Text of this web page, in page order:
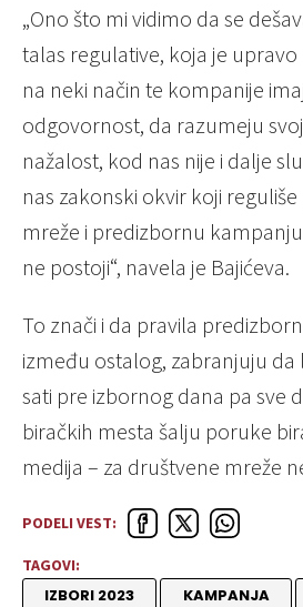
„Ono što mi vidimo da se
talas regulative, koja je
na neki način te kompanije
odgovornost, da razumeju
nažalost, kod nas nije i dalje
nas zakonski okvir koji
mreže i predizbornu
ne postoji“, navela je Bajićeva.
To znači i da pravila
između ostalog, zabranjuju da
sati pre izbornog dana pa sve
biračkih mesta šalju poruke
medija – za društvene mreže
PODELI VEST:
TAGOVI:
IZBORI 2023 KAMPANJA